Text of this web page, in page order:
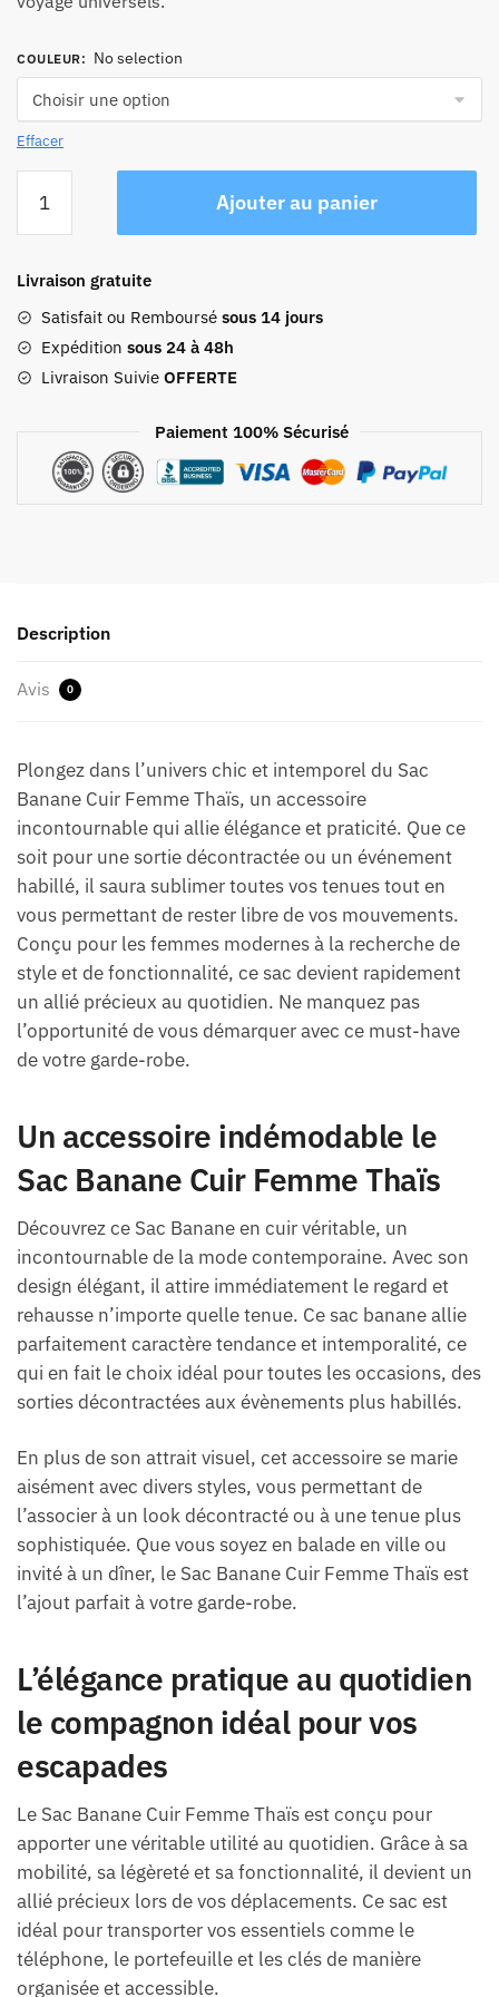
COULEUR: No selection
Effacer
Sac
Cuir
Femme
Thaïs
Ajouter au panier
Livraison gratuite
Satisfait ou Remboursé sous 14 jours
Expédition sous 24 à 48h
Livraison Suivie OFFERTE
Paiement 100% Sécurisé
Description
Avis 0
Plongez dans l’univers chic et intemporel du Sac
Banane Cuir Femme Thaïs, un accessoire
incontournable qui allie élégance et praticité. Que ce
soit pour une sortie décontractée ou un événement
habillé, il saura sublimer toutes vos tenues tout en
vous permettant de rester libre de vos mouvements.
Conçu pour les femmes modernes à la recherche de
style et de fonctionnalité, ce sac devient rapidement
un allié précieux au quotidien. Ne manquez pas
l’opportunité de vous démarquer avec ce must-have
de votre garde-robe.
Un accessoire indémodable le
Sac Banane Cuir Femme Thaïs
Découvrez ce Sac Banane en cuir véritable, un
incontournable de la mode contemporaine. Avec son
design élégant, il attire immédiatement le regard et
rehausse n’importe quelle tenue. Ce sac banane allie
parfaitement caractère tendance et intemporalité, ce
qui en fait le choix idéal pour toutes les occasions, des
sorties décontractées aux évènements plus habillés.
En plus de son attrait visuel, cet accessoire se marie
aisément avec divers styles, vous permettant de
l’associer à un look décontracté ou à une tenue plus
sophistiquée. Que vous soyez en balade en ville ou
invité à un dîner, le Sac Banane Cuir Femme Thaïs est
l’ajout parfait à votre garde-robe.
L’élégance pratique au quotidien
le compagnon idéal pour vos
escapades
Le Sac Banane Cuir Femme Thaïs est conçu pour
apporter une véritable utilité au quotidien. Grâce à sa
mobilité, sa légèreté et sa fonctionnalité, il devient un
allié précieux lors de vos déplacements. Ce sac est
idéal pour transporter vos essentiels comme le
téléphone, le portefeuille et les clés de manière
organisée et accessible.